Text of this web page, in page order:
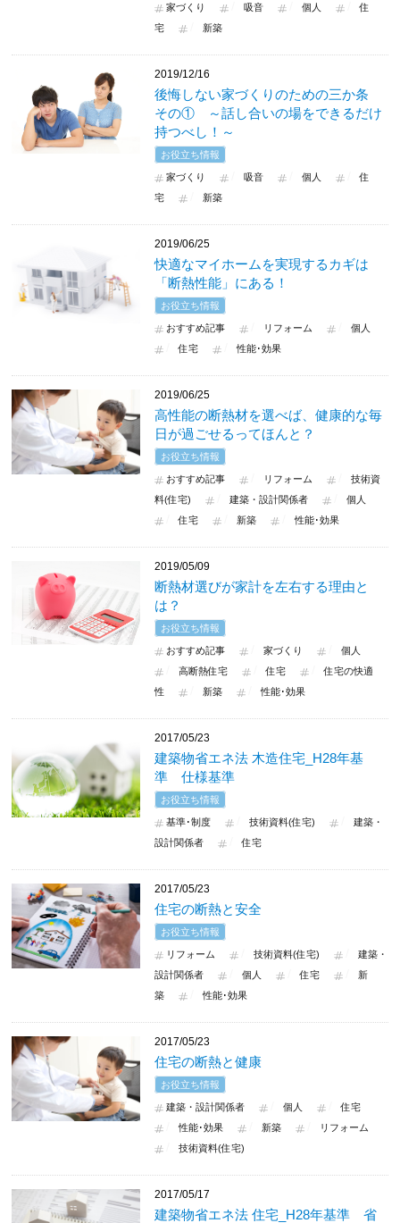
家づくり 吸音 個人
住
宅
新築
2019/12/16
後悔しない家づくりのための三か条
その① ～話し合いの場をできるだけ
持つべし！～
お役立ち情報
家づくり 吸音 個人
住
宅
新築
2019/06/25
快適なマイホームを実現するカギは
「断熱性能」にある！
お役立ち情報
おすすめ記事 リフォーム
個人
住宅
性能･効果
2019/06/25
高性能の断熱材を選べば、健康的な毎
日が過ごせるってほんと？
お役立ち情報
おすすめ記事 リフォーム
技術資
料(住宅)
建築・設計関係者
個人
住宅
新築 性能･効果
2019/05/09
断熱材選びが家計を左右する理由と
は？
お役立ち情報
おすすめ記事 家づくり
個人
高断熱住宅
住宅
住宅の快適
性
新築 性能･効果
2017/05/23
建築物省エネ法 木造住宅_H28年基
準 仕様基準
お役立ち情報
基準･制度 技術資料(住宅)
建築・
設計関係者
住宅
2017/05/23
住宅の断熱と安全
お役立ち情報
リフォーム 技術資料(住宅)
建築・
設計関係者
個人 住宅
新
築
性能･効果
2017/05/23
住宅の断熱と健康
お役立ち情報
建築・設計関係者 個人
住宅
性能･効果
新築
リフォーム
技術資料(住宅)
2017/05/17
建築物省エネ法 住宅_H28年基準 省